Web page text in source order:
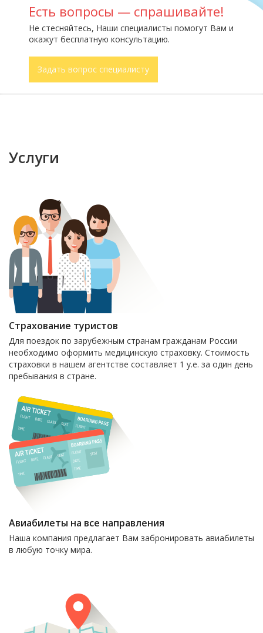
Есть вопросы — спрашивайте!
Не стесняйтесь, Наши специалисты помогут Вам и
окажут бесплатную консультацию.
Задать вопрос специалисту
Услуги
Страхование туристов
Для поездок по зарубежным странам гражданам России
необходимо оформить медицинскую страховку. Стоимость
страховки в нашем агентстве составляет 1 у.е. за один день
пребывания в стране.
Авиабилеты на все направления
Наша компания предлагает Вам забронировать авиабилеты
в любую точку мира.